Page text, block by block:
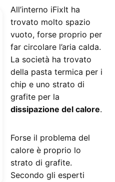
All’interno iFixIt ha
trovato molto spazio
vuoto, forse proprio per
far circolare l’aria calda.
La società ha trovato
della pasta termica per i
chip e uno strato di
grafite per la
dissipazione del calore.
Forse il problema del
calore è proprio lo
strato di grafite.
Secondo gli esperti